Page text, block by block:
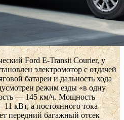
Ford E-Transit Courier, у
электромотор с отдачей
батареи и дальность хода
режим езды «в одну
— 145 км/ч. Мощность
11 кВт, а постоянного тока —
передний багажный отсек